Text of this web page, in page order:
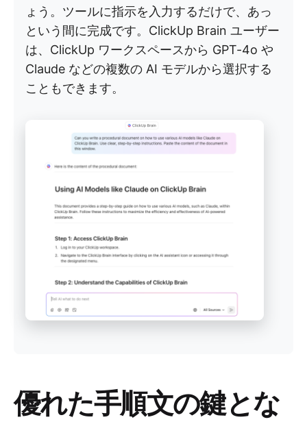
ょう。ツールに指示を入力するだけで、あっ
という間に完成です。ClickUp Brain ユーザー
は、ClickUp ワークスペースから GPT-4o や
Claude などの複数の AI モデルから選択する
こともできます。
優れた手順文の鍵とな